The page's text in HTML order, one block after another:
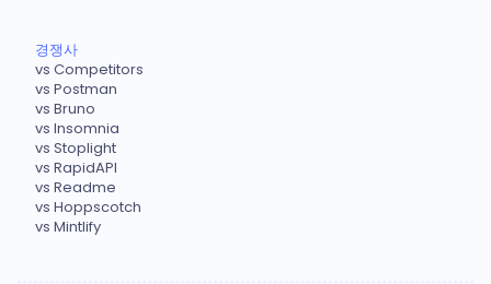
경쟁사
vs Competitors
vs Postman
vs Bruno
vs Insomnia
vs Stoplight
vs RapidAPI
vs Readme
vs Hoppscotch
vs Mintlify